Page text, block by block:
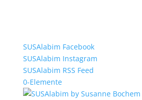
SUSAlabim Facebook
SUSAlabim Instagram
SUSAlabim RSS Feed
0-Elemente